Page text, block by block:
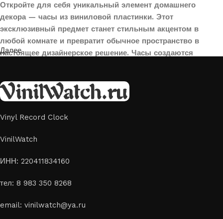
Откройте для себя уникальный элемент домашнего
декора — часы из виниловой пластинки. Этот
эксклюзивный предмет станет стильным акцентом в
любой комнате и превратит обычное пространство в
настоящее дизайнерское решение. Часы создаются
аксессуар идеально подойдет для гостиной, спальни,
офиса или даже для оформления кафе, студии или
творческого пространства.
Картины на стекле и дереве
Лазерная гравировка на стекле или дереве, оригинальный
или украсить свой дом
украсить пространство, лазерная гравировка фото по дереву
Далее
Vinyl Record Clock
VinilWatch
ИНН: 220411834160
тел: 8 983 350 8268
email: vinilwatch@ya.ru